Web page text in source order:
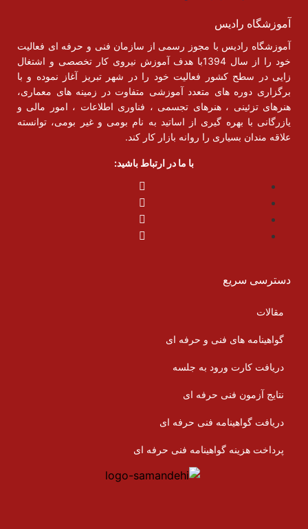
آموزشگاه رادیس
آموزشگاه رادیس با مجوز رسمی از سازمان فنی و حرفه ای فعالیت
خود را از سال 1394با هدف آموزش نیروی کار تخصصی و اشتغال
زایی در سطح کشور فعالیت خود را در شهر تبریز آغاز نموده و با
برگزاری دوره های متعدد آموزشی متفاوت در زمینه های معماری،
هنرهای تزئینی ، هنرهای تجسمی ، فناوری اطلاعات ، امور مالی و
یازرگانی با بهره گیری از اساتید به نام بومی و غیر بومی، توانسته
علاقه مندان بسیاری را روانه بازار کار کند.
با ما در ارتباط باشید:
دسترسی سریع
مقالات
گواهینامه های فنی و حرفه ای
دریافت کارت ورود به جلسه
نتایج آزمون فنی حرفه ای
دریافت گواهینامه فنی حرفه ای
پرداخت هزینه گواهینامه فنی حرفه ای